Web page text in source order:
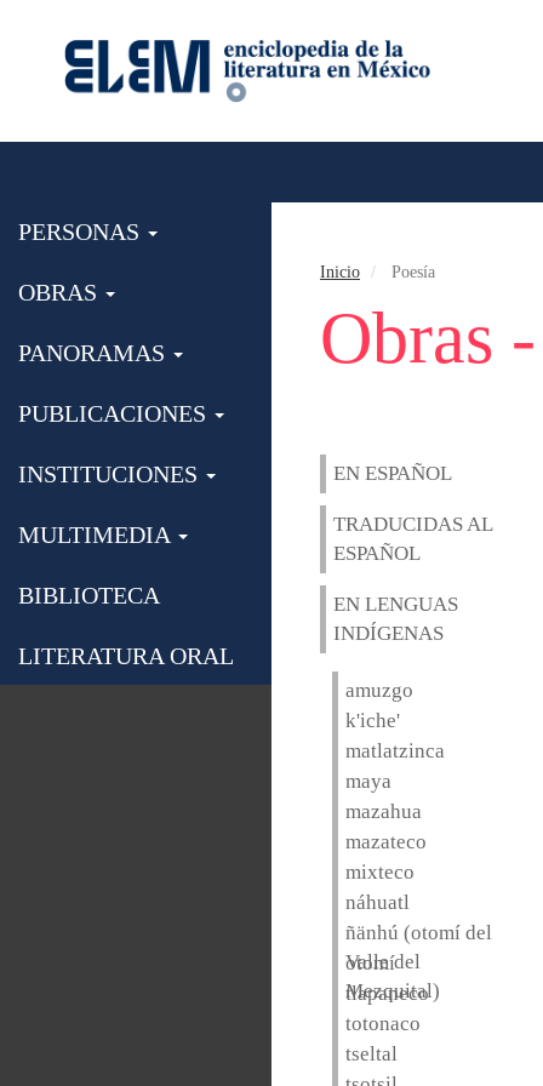
PERSONAS
OBRAS
PANORAMAS
PUBLICACIONES
INSTITUCIONES
MULTIMEDIA
BIBLIOTECA
LITERATURA ORAL
Inicio Poesía
Obras
EN ESPAÑOL
TRADUCIDAS AL
ESPAÑOL
EN LENGUAS
INDÍGENAS
amuzgo
k'iche'
matlatzinca
maya
mazahua
mazateco
mixteco
náhuatl
ñänhú (otomí del
Valle del
Mezquital)
otomí
tlapaneco
totonaco
tseltal